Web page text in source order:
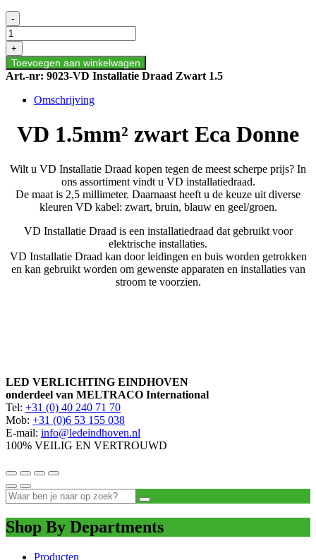
VD
1.5mm²
zwart
Eca
Donne
aantal
-
+
Toevoegen aan winkelwagen
Art.-nr: 9023-VD Installatie Draad Zwart 1.5
Omschrijving
VD 1.5mm² zwart Eca Donne
Wilt u VD Installatie Draad kopen tegen de meest scherpe prijs? In
ons assortiment vindt u VD installatiedraad.
De maat is 2,5 millimeter. Daarnaast heeft u de keuze uit diverse
kleuren VD kabel: zwart, bruin, blauw en geel/groen.
VD Installatie Draad is een installatiedraad dat gebruikt voor
elektrische installaties.
VD Installatie Draad kan door leidingen en buis worden getrokken
en kan gebruikt worden om gewenste apparaten en installaties van
stroom te voorzien.
LED VERLICHTING EINDHOVEN
onderdeel van MELTRACO International
Tel: +31 (0) 40 240 71 70
Mob: +31 (0)6 53 155 038
E-mail: info@ledeindhoven.nl
100% VEILIG EN VERTROUWD
Shop By Departments
Producten